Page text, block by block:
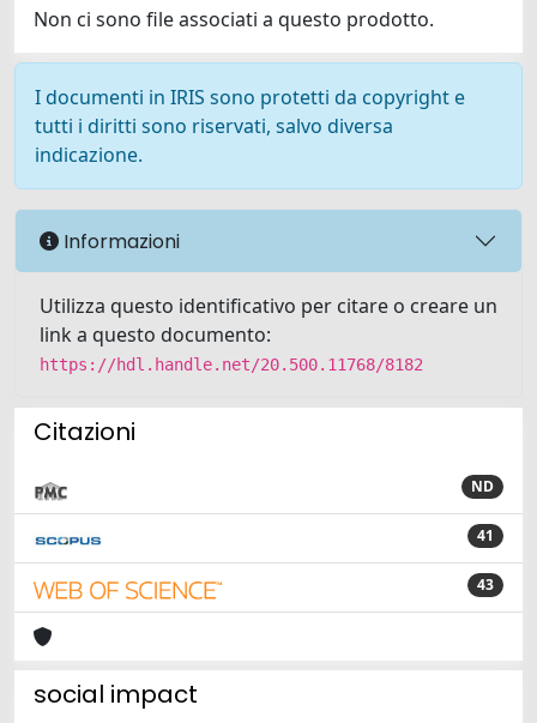
Non ci sono file associati a questo prodotto.
I documenti in IRIS sono protetti da copyright e
tutti i diritti sono riservati, salvo diversa
indicazione.
Informazioni
Utilizza questo identificativo per citare o creare un
link a questo documento:
https://hdl.handle.net/20.500.11768/8182
Citazioni
ND
41
43
social impact